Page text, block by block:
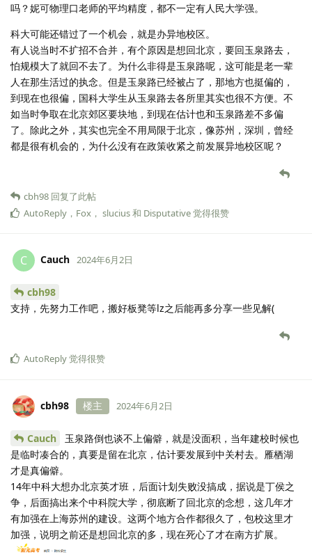
吗？妮可物理口老师的平均精度，都不一定有人民大学强。
科大可能还错过了一个机会，就是办异地校区。
有人说当时不扩招不合并，有个原因是想回北京，要回玉泉路去，
怕规模大了就回不去了。为什么非得是玉泉路呢，这可能是老一辈
人在那生活过的执念。但是玉泉路已经被占了，那地方也挺偏的，
到现在也很偏，国科大学生从玉泉路去各所里其实也很不方便。不
如当时争取在北京郊区要块地，到现在估计也和玉泉路差不多偏
了。除此之外，其实也完全不用局限于北京，像苏州，深圳，曾经
都是很有机会的，为什么没有在政策收紧之前发展异地校区呢？
cbh98 回复了此帖
AutoReply ， Fox ， slucius和 Disputative觉得很赞
C Cauch 2024年6月2日
cbh98
支持，先努力工作吧，搬好板凳等lz之后能再多分享一些见解(
AutoReply觉得很赞
cbh98 楼主 2024年6月2日
Cauch
玉泉路倒也谈不上偏僻，就是没面积，当年建校时候也
是临时凑合的，真要是留在北京，估计要发展到中关村去。雁栖湖
才是真偏僻。
14年中科大想办北京英才班，后面计划失败没搞成，据说是丁侯之
争，后面搞出来个中科院大学，彻底断了回北京的念想，这几年才
有加强在上海苏州的建设。这两个地方合作都很久了，包校这里才
加强，说明之前还是想回北京的多，现在死心了才在南方扩展。